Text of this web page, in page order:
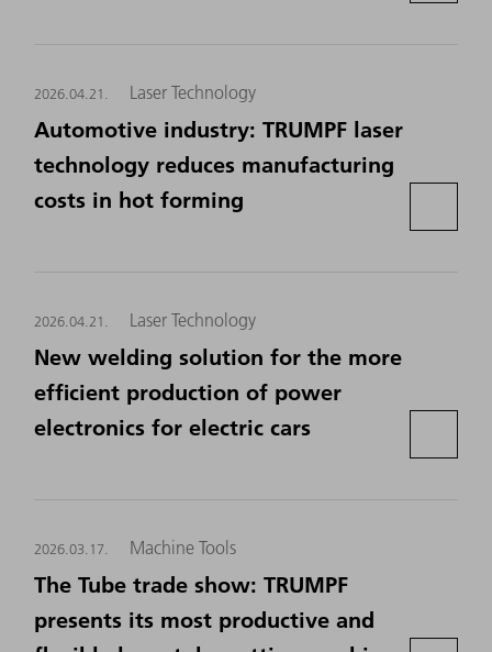
2026.04.21. Laser Technology
Automotive industry: TRUMPF laser
technology reduces manufacturing
costs in hot forming
2026.04.21. Laser Technology
New welding solution for the more
efficient production of power
electronics for electric cars
2026.03.17. Machine Tools
The Tube trade show: TRUMPF
presents its most productive and